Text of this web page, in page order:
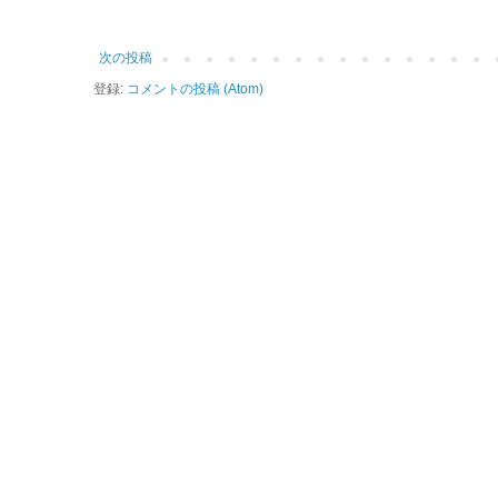
次の投稿
登録: コメントの投稿 (Atom)